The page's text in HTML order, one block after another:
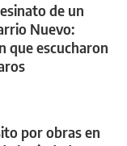
de un
Nuevo:
que escucharon
por obras en